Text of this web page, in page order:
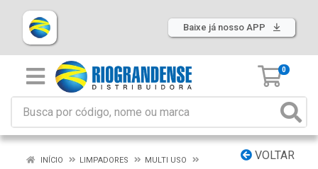
Baixe já nosso APP
0
VOLTAR
INÍCIO LIMPADORES
MULTI USO